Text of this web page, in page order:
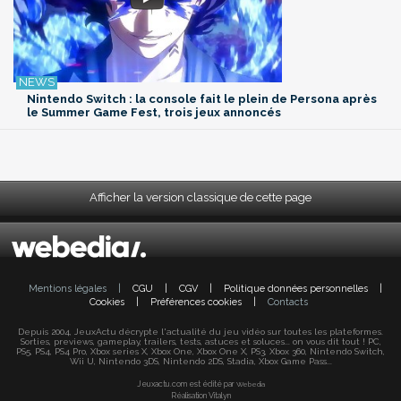
Nintendo Switch : la console fait le plein de Persona après
le Summer Game Fest, trois jeux annoncés
Afficher la version classique de cette page
Mentions légales CGU CGV Politique données personnelles
Cookies
Préférences cookies Contacts
Depuis 2004, JeuxActu décrypte l'actualité du jeu vidéo sur toutes les plateformes.
Sorties, previews, gameplay, trailers, tests, astuces et soluces... on vous dit tout ! PC,
PS5, PS4, PS4 Pro, Xbox series X, Xbox One, Xbox One X, PS3, Xbox 360, Nintendo Switch,
Wii U, Nintendo 3DS, Nintendo 2DS, Stadia, Xbox Game Pass...
Jeuxactu.com est édité par Webedia
Réalisation Vitalyn